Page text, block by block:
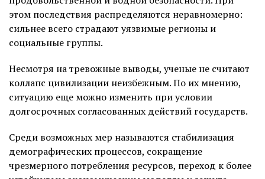
этом последствия распределяются неравномерно:
сильнее всего страдают уязвимые регионы и
социальные группы.
Несмотря на тревожные выводы, ученые не считают
коллапс цивилизации неизбежным. По их мнению,
ситуацию еще можно изменить при условии
долгосрочных согласованных действий государств.
Среди возможных мер называются стабилизация
демографических процессов, сокращение
чрезмерного потребления ресурсов, переход к более